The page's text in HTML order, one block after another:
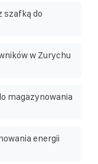
szafką do
w Zurychu
magazynowania
energii